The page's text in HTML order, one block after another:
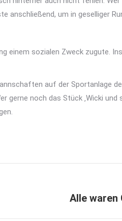
um in geselliger
einem sozialen Zweck zugute.
auf der Sportanlage
noch das Stück ‚Wicki
NächsterAlle waren